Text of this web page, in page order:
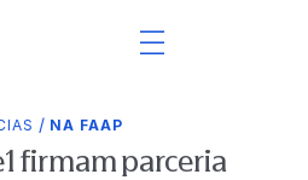
/ NA FAAP
firmam parceria